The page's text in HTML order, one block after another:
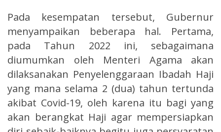
Pada kesempatan tersebut, Gubernur
menyampaikan beberapa hal. Pertama,
pada Tahun 2022 ini, sebagaimana
diumumkan oleh Menteri Agama akan
dilaksanakan Penyelenggaraan Ibadah Haji
yang mana selama 2 (dua) tahun tertunda
akibat Covid-19, oleh karena itu bagi yang
akan berangkat Haji agar mempersiapkan